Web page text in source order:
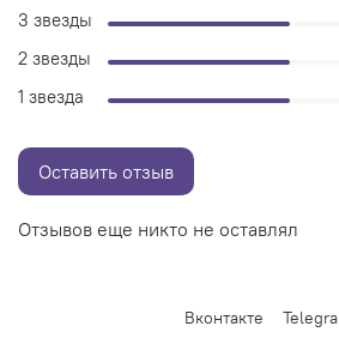
Отзывов еще никто не оставлял
3 звезды
2 звезды
1 звезда
Оставить отзыв
Вконтакте